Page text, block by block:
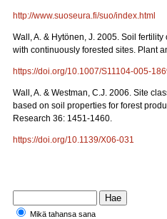
http://www.suoseura.fi/suo/index.html
Wall, A. & Hytönen, J. 2005. Soil
with continuously forested sites. Plant
https://doi.org/10.1007/S11104-005-
Wall, A. & Westman, C.J. 2006. Site
based on soil properties for forest
Research 36: 1451-1460.
https://doi.org/10.1139/X06-031
Mikä tahansa sana